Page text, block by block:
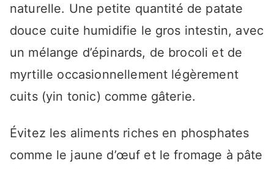
naturelle. Une petite quantité de patate
douce cuite humidifie le gros intestin, avec
un mélange d’épinards, de brocoli et de
myrtille occasionnellement légèrement
cuits (yin tonic) comme gâterie.
Évitez les aliments riches en phosphates
comme le jaune d’œuf et le fromage à pâte